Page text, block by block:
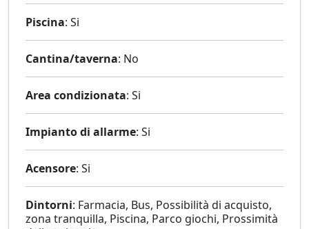
Piscina: Si
Cantina/taverna: No
Area condizionata: Si
Impianto di allarme: Si
Acensore: Si
Dintorni: Farmacia, Bus, Possibilità di acquisto,
zona tranquilla, Piscina, Parco giochi, Prossimità